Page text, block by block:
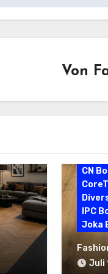
Von
CN
IPC
Joka
Die
Juli